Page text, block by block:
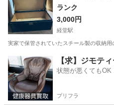
ランク
3,000円
経堂駅
実家で保管されていたスチール製の収納
東京 世田谷区 経堂駅 収納
【求】ジモテ
状態が悪くてもOK
プリフラ